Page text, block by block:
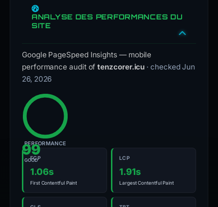
ANALYSE DES PERFORMANCES DU
SITE
Google PageSpeed Insights — mobile
performance audit oftenzcorer.icu · checked Jun
26, 2026
99
GOOD
PERFORMANCE
FCP
1.06s
First Contentful Paint
LCP
1.91s
Largest Contentful Paint